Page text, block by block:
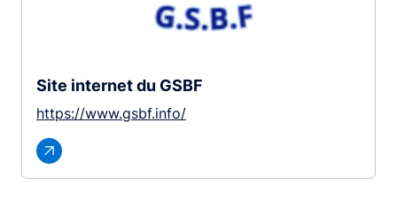
Site internet du GSBF
https://www.gsbf.info/